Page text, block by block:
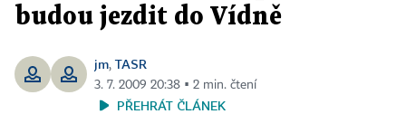
budou jezdit do Vídně
jm, TASR
3. 7. 2009 20:38 ▪ 2 min. čtení
PŘEHRÁT ČLÁNEK